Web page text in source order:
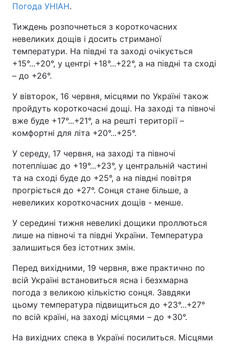
Погода УНІАН.
Тиждень розпочнеться з короткочасних
невеликих дощів і досить стриманої
температури. На півдні та заході очікується
+15°...+20°, у центрі +18°...+22°, а на півдні та сході
– до +26°.
У вівторок, 16 червня, місцями по Україні також
пройдуть короткочасні дощі. На заході та півночі
вже буде +17°...+21°, а на решті території –
комфортні для літа +20°...+25°.
У середу, 17 червня, на заході та півночі
потеплішає до +19°...+23°, у центральній частині
та на сході буде до +25°, а на півдні повітря
прогріється до +27°. Сонця стане більше, а
невеликих короткочасних дощів - менше.
У середині тижня невеликі дощики проллються
лише на півночі та півдні України. Температура
залишиться без істотних змін.
Перед вихідними, 19 червня, вже практично по
всій Україні встановиться ясна і безхмарна
погода з великою кількістю сонця. Завдяки
цьому температура підвищиться до +23°...+27°
по всій країні, на заході місцями – до +30°.
На вихідних спека в Україні посилиться. Місцями